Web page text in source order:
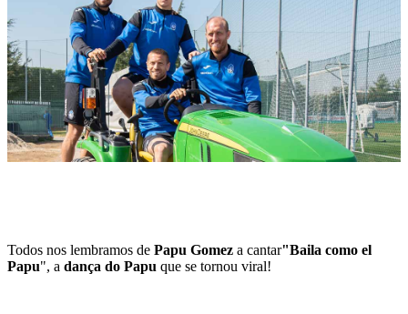
Todos nos lembramos de Papu Gomez a cantar"Baila como el
Papu", a dança do Papu que se tornou viral!